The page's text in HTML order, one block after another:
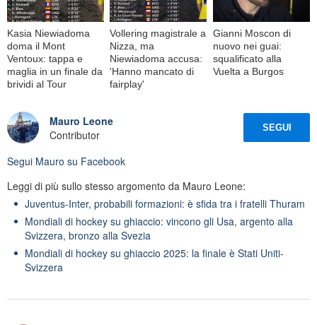
Kasia Niewiadoma
doma il Mont
Ventoux: tappa e
maglia in un finale da
brividi al Tour
Vollering magistrale a
Nizza, ma
Niewiadoma accusa:
'Hanno mancato di
fairplay'
Gianni Moscon di
nuovo nei guai:
squalificato alla
Vuelta a Burgos
Mauro Leone
Contributor
SEGUI
Segui Mauro su Facebook
Leggi di più sullo stesso argomento da Mauro Leone:
Juventus-Inter, probabili formazioni: è sfida tra i fratelli Thuram
Mondiali di hockey su ghiaccio: vincono gli Usa, argento alla
Svizzera, bronzo alla Svezia
Mondiali di hockey su ghiaccio 2025: la finale è Stati Uniti-
Svizzera